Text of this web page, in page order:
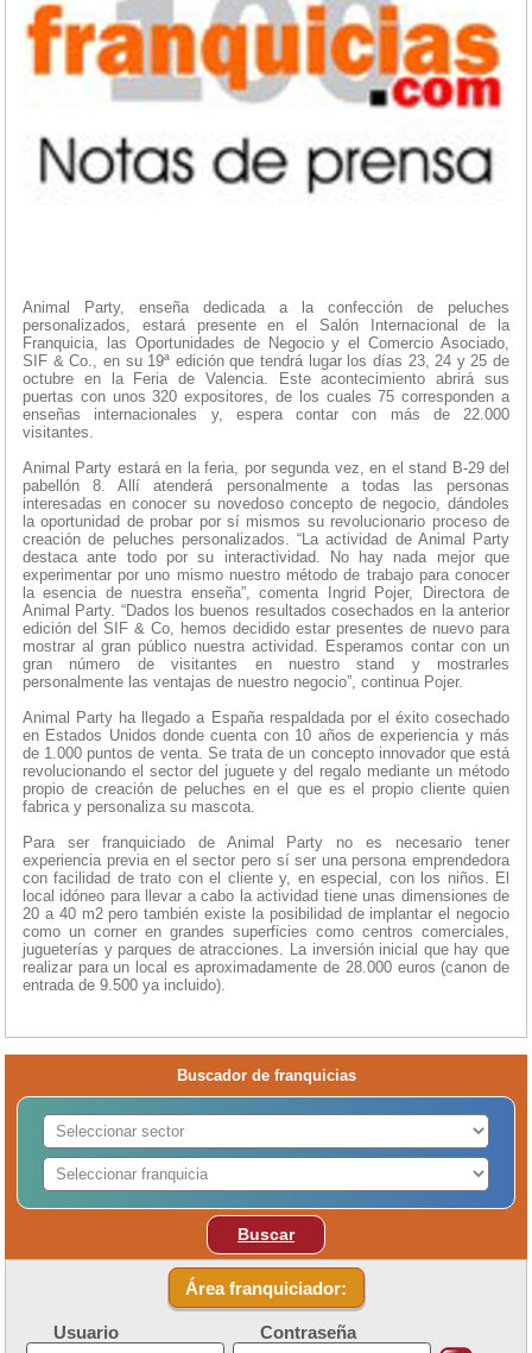
Animal Party, enseña dedicada a la confección de peluches
personalizados, estará presente en el Salón Internacional de la
Franquicia, las Oportunidades de Negocio y el Comercio Asociado,
SIF & Co., en su 19ª edición que tendrá lugar los días 23, 24 y 25 de
octubre en la Feria de Valencia. Este acontecimiento abrirá sus
puertas con unos 320 expositores, de los cuales 75 corresponden a
enseñas internacionales y, espera contar con más de 22.000
visitantes.
Animal Party estará en la feria, por segunda vez, en el stand B-29 del
pabellón 8. Allí atenderá personalmente a todas las personas
interesadas en conocer su novedoso concepto de negocio, dándoles
la oportunidad de probar por sí mismos su revolucionario proceso de
creación de peluches personalizados. “La actividad de Animal Party
destaca ante todo por su interactividad. No hay nada mejor que
experimentar por uno mismo nuestro método de trabajo para conocer
la esencia de nuestra enseña”, comenta Ingrid Pojer, Directora de
Animal Party. “Dados los buenos resultados cosechados en la anterior
edición del SIF & Co, hemos decidido estar presentes de nuevo para
mostrar al gran público nuestra actividad. Esperamos contar con un
gran número de visitantes en nuestro stand y mostrarles
personalmente las ventajas de nuestro negocio”, continua Pojer.
Animal Party ha llegado a España respaldada por el éxito cosechado
en Estados Unidos donde cuenta con 10 años de experiencia y más
de 1.000 puntos de venta. Se trata de un concepto innovador que está
revolucionando el sector del juguete y del regalo mediante un método
propio de creación de peluches en el que es el propio cliente quien
fabrica y personaliza su mascota.
Para ser franquiciado de Animal Party no es necesario tener
experiencia previa en el sector pero sí ser una persona emprendedora
con facilidad de trato con el cliente y, en especial, con los niños. El
local idóneo para llevar a cabo la actividad tiene unas dimensiones de
20 a 40 m2 pero también existe la posibilidad de implantar el negocio
como un corner en grandes superficies como centros comerciales,
jugueterías y parques de atracciones. La inversión inicial que hay que
realizar para un local es aproximadamente de 28.000 euros (canon de
entrada de 9.500 ya incluido).
Buscador de franquicias
Buscar
Área franquiciador:
Usuario Contraseña